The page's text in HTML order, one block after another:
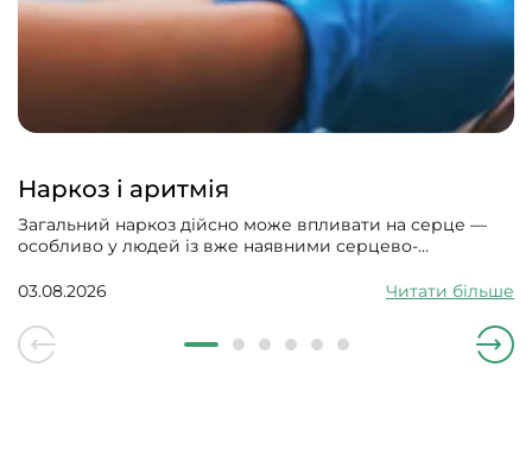
Наркоз і аритмія
Загальний наркоз дійсно може впливати на серце —
особливо у людей із вже наявними серцево-
серцевого ритму, гіпотонію, зменшити силу скорочень
03.08.2026 Читати більше